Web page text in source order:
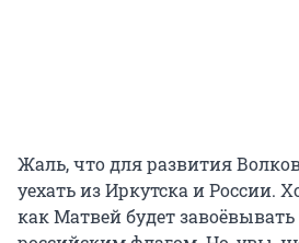
Жаль, что для развития
уехать из Иркутска и России.
как Матвей будет